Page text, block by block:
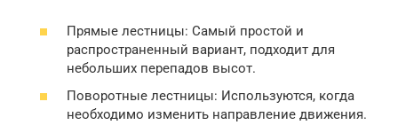
Прямые лестницы: Самый простой и
распространенный вариант, подходит для
небольших перепадов высот.
Поворотные лестницы: Используются, когда
необходимо изменить направление движения.